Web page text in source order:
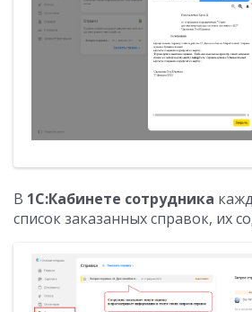
В 1С:Кабинете сотрудника
список заказанных справок, их